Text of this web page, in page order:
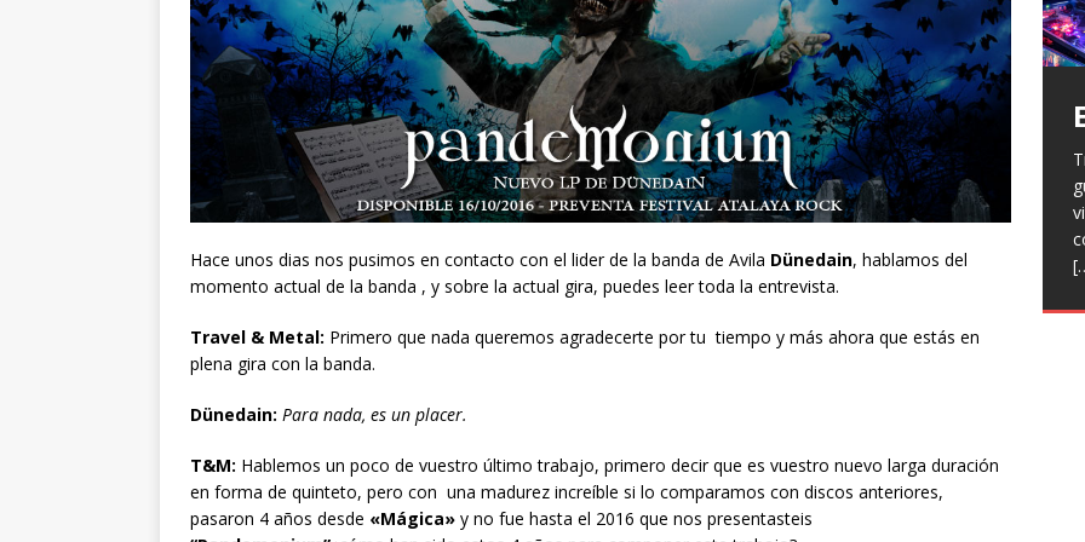
Hace unos dias nos pusimos en contacto con el lider de la banda de Avila Dünedain, hablamos del
momento actual de la banda , y sobre la actual gira, puedes leer toda la entrevista.
Travel & Metal: Primero que nada queremos agradecerte por tu tiempo y más ahora que estás en
plena gira con la banda.
Dünedain: Para nada, es un placer.
T&M: Hablemos un poco de vuestro último trabajo, primero decir que es vuestro nuevo larga duración
en forma de quinteto, pero con una madurez increíble si lo comparamos con discos anteriores,
pasaron 4 años desde «Mágica» y no fue hasta el 2016 que nos presentasteis